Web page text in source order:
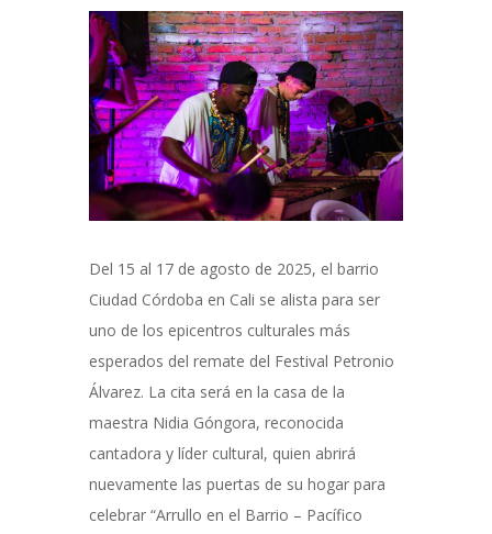
Del 15 al 17 de agosto de 2025, el barrio
Ciudad Córdoba en Cali se alista para ser
uno de los epicentros culturales más
esperados del remate del Festival Petronio
Álvarez. La cita será en la casa de la
maestra Nidia Góngora, reconocida
cantadora y líder cultural, quien abrirá
nuevamente las puertas de su hogar para
celebrar “Arrullo en el Barrio – Pacífico